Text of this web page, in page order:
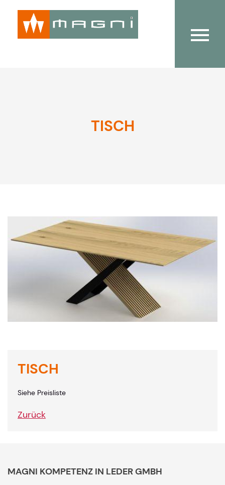
TISCH
TISCH
Siehe Preisliste
Zurück
MAGNI KOMPETENZ IN LEDER GMBH